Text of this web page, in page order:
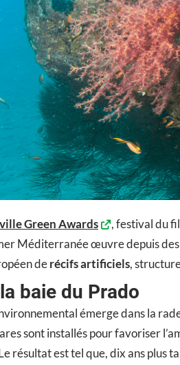
Green Awards
, festival du
Méditerranée œuvre depuis
derécifs artificiels,
baie du Prado
émerge dans la
sont installés pour favoriser
résultat est tel que, dix ans plus